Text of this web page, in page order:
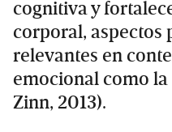
cognitiva y
corporal, aspectos
relevantes en
emocional como
Zinn, 2013).